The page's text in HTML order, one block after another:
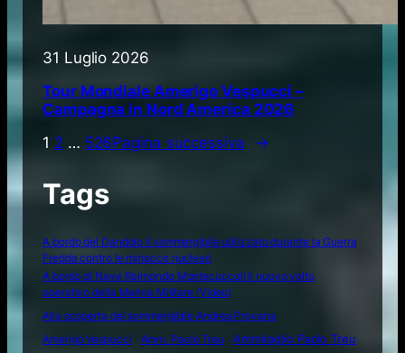
31 Luglio 2026
Tour Mondiale Amerigo Vespucci –
Campagna in Nord America 2026
1 2 … 526Pagina successiva →
Tags
A bordo del Dandolo il sommergibile utilizzato durante la Guerra
Fredda contro le minacce nucleari
A bordo di Nave Raimondo Montecuccoli il nuovo volto
operativo della Marina Militare (Video)
Alla scoperta del sommergibile Andrea Provana
Amerigo Vespucci
Amm. Paolo Treu
Ammiraglio Paolo Treu